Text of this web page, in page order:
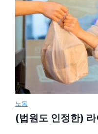
노동
(법원도 인정한)